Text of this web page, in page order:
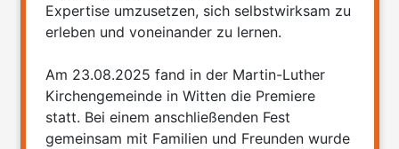
Expertise umzusetzen, sich selbstwirksam zu
erleben und voneinander zu lernen.
Am 23.08.2025 fand in der Martin-Luther
Kirchengemeinde in Witten die Premiere
statt. Bei einem anschließenden Fest
gemeinsam mit Familien und Freunden wurde